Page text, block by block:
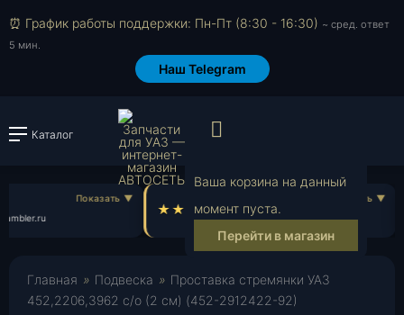
⏰ График работы поддержки: Пн-Пт (8:30 - 16:30) ~ сред. ответ
5 мин.
Наш Telegram
Каталог Войти или
Ваша корзина на данный
момент пуста.
Перейти в магазин
ed***@yandex.ru
Главная » Подвеска » Проставка стремянки УАЗ
452,2206,3962 с/о (2 см) (452-2912422-92)